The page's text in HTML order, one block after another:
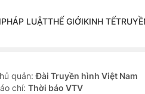
PHÁP LUẬTTHẾ GIỚIKINH TẾ
quản:Đài Truyền hình Việt Nam
chí: Thời báo VTV